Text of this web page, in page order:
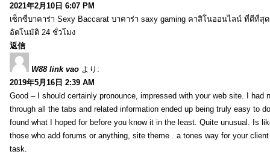
2021年2月10日 6:07 PM
เซ็กซี่บาคาร่า Sexy Baccarat บาคาร่า saxy gaming คาสิโนออนไลน์ ที่ดีที่สุ
อัตโนมัติ 24 ชั่วโมง
返信
W88 link vao より:
2019年5月16日 2:39 AM
Good – I should certainly pronounce, impressed with your web site. I had
through all the tabs and related information ended up being truly easy to
found what I hoped for before you know it in the least. Quite unusual. Is
those who add forums or anything, site theme . a tones way for your
task.